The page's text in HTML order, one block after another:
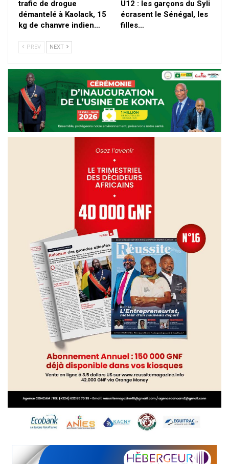
trafic de drogue
démantelé à Kaolack, 15
kg de chanvre indien…
U12 : les garçons du Syli
écrasent le Sénégal, les
filles…
PREV NEXT